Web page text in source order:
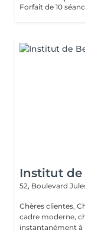
Institut de
52, Boulevard
Chères clientes, Chers clients, Nous
cadre moderne,
instantanément à